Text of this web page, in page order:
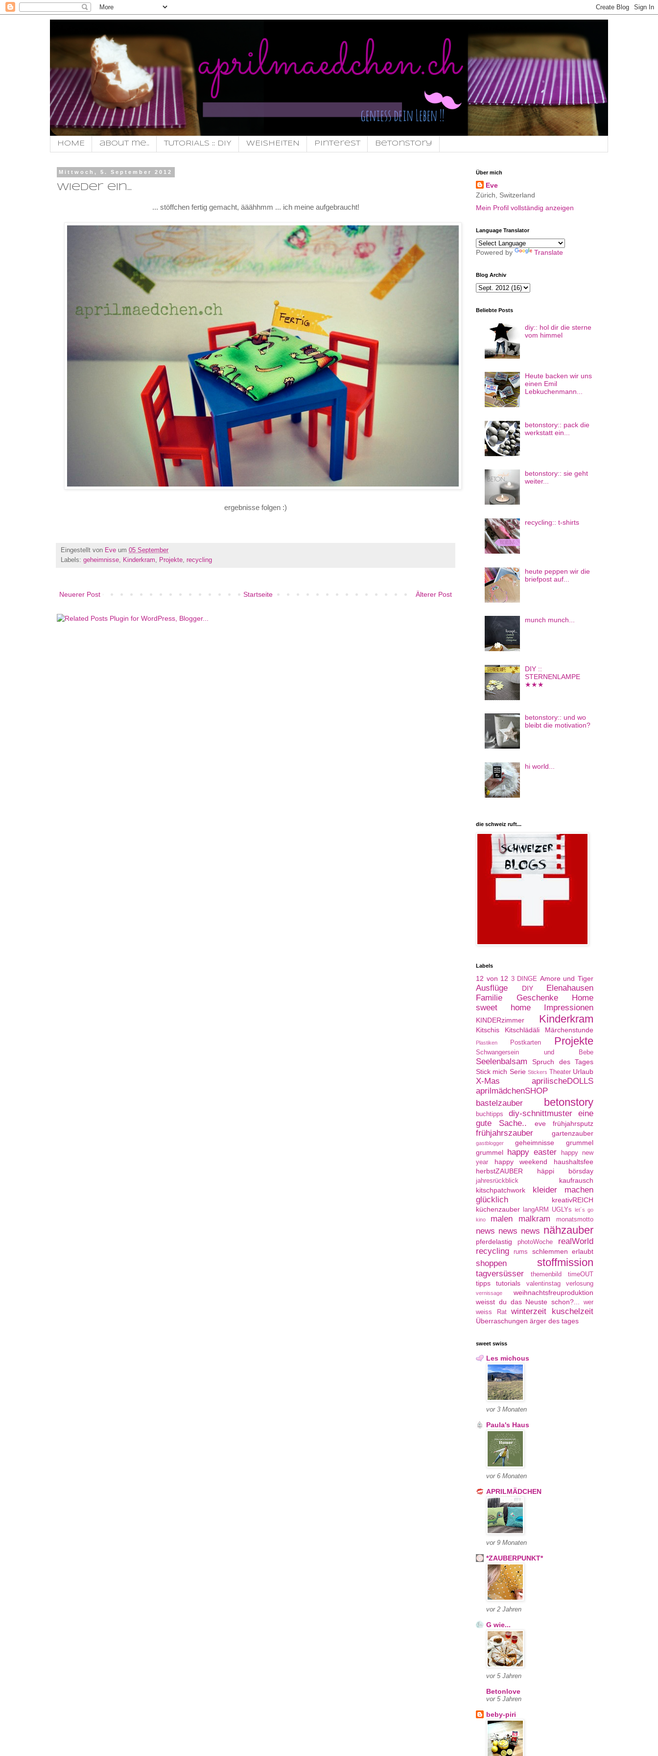
HOME about me.. TUTORIALS :: DIY WEISHEITEN pinterest Betonstory
Mittwoch, 5. September 2012
wieder ein...
... stöffchen fertig gemacht, ääähhmm ... ich meine aufgebraucht!
ergebnisse folgen :)
Eingestellt von Eve um 05 September
Labels: geheimnisse Kinderkram Projekte recycling
Neuerer Post Älterer Post
Startseite
Über mich
Eve
Zürich, Switzerland
Mein Profil vollständig anzeigen
Language Translator
Powered by Translate
Blog Archiv
Beliebte Posts
diy:: hol dir die sterne
vom himmel
Heute backen wir uns
einen Emil
Lebkuchenmann...
betonstory:: pack die
werkstatt ein...
betonstory:: sie geht
weiter...
recycling:: t-shirts
heute peppen wir die
briefpost auf...
munch munch...
DIY ::
STERNENLAMPE
★★★
betonstory:: und wo
bleibt die motivation?
hi world...
die schweiz ruft...
Labels
12 von 12 3 DINGE Amore und Tiger
Ausflüge DIY
Elenahausen
Familie
Geschenke
Home
sweet home
Impressionen
KINDERzimmer Kinderkram
Kitschis Kitschlädäli Märchenstunde
Plastiken Postkarten Projekte
Schwangersein und Bebe
Seelenbalsam
Spruch des Tages
Stick mich Serie Stickers Theater Urlaub
X-Mas
aprilischeDOLLS
aprilmädchenSHOP
bastelzauber
betonstory
buchtipps diy-schnittmuster
eine
gute Sache..
eve frühjahrsputz
frühjahrszauber gartenzauber
gastblogger geheimnisse
grummel
grummel happy easter
happy new
year
happy weekend
haushaltsfee
herbstZAUBER
häppi börsday
jahresrückblick
kaufrausch
kitschpatchwork
kleider machen
glücklich
kreativREICH
küchenzauber
langARM UGLYs let´s go
kino
malen malkram monatsmotto
news news news nähzauber
pferdelastig photoWoche
realWorld
recycling
rums schlemmen erlaubt
shoppen stoffmission
tagversüsser themenbild timeOUT
tipps tutorials valentinstag verlosung
vernissage
weihnachtsfreuproduktion
weisst du das Neuste schon?...
wer
weiss Rat
winterzeit kuschelzeit
Überraschungen ärger des tages
sweet swiss
Les michous
vor 3 Monaten
Paula's Haus
vor 6 Monaten
APRILMÄDCHEN
vor 9 Monaten
*ZAUBERPUNKT*
vor 2 Jahren
G wie...
vor 5 Jahren
Betonlove
vor 5 Jahren
beby-piri